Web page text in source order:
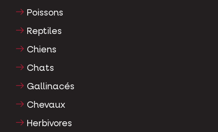
Poissons
Reptiles
Chiens
Chats
Gallinacés
Chevaux
Herbivores